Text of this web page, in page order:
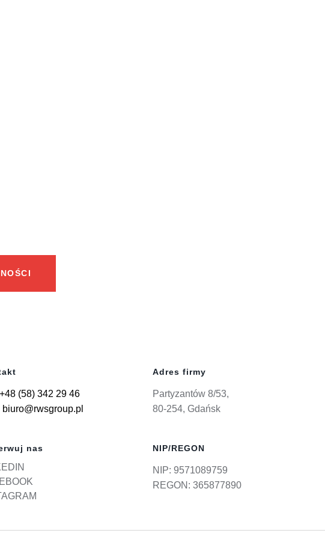
+48 (58) 342 29 46
biuro@rwsgroup.pl
nas
Adres firmy
Partyzantów 8/53,
80-254, Gdańsk
NIP/REGON
NIP: 9571089759
REGON: 365877890